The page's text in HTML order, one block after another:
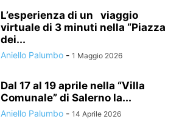
L’esperienza di un viaggio
virtuale di 3 minuti nella “Piazza
dei...
Aniello Palumbo - 1 Maggio 2026
Dal 17 al 19 aprile nella “Villa
Comunale” di Salerno la...
Aniello Palumbo - 14 Aprile 2026